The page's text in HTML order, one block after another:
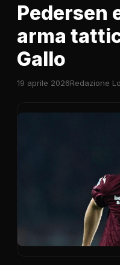
Pedersen
arma
Gallo
19 aprile 2026Redazione